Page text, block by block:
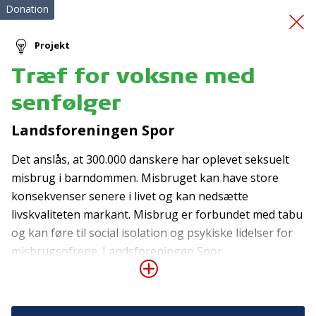
Hjertestarterskab
Donation
Projekt
Træf for voksne med
senfølger
Landsforeningen Spor
Det anslås, at 300.000 danskere har oplevet seksuelt
misbrug i barndommen. Misbruget kan have store
konsekvenser senere i livet og kan nedsætte
livskvaliteten markant. Misbrug er forbundet med tabu
og kan føre til social isolation og psykiske lidelser for
misbrugsofrene. Landsforeningen Spor
(Landsforeningen for voksne med senfølger af
netværksdannelse blandt personer, der har været
Tilmeld nyhedsbrev
De seneste nyheder om TrygFondens og TryghedsGruppens
aktiviteter direkte i din indbakke.